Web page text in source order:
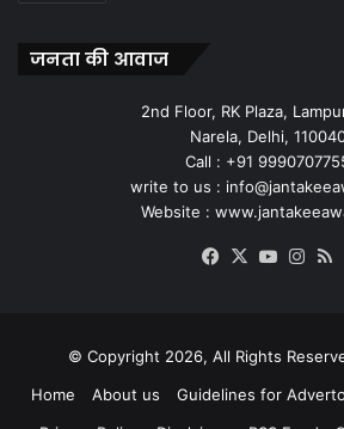
जनता की आवाज
2nd Floor, RK Plaza,
Narela, Delhi,
Call : +91
write to us :
Website :
Facebook
X YouTube
© Copyright 2026, All Rights
Home
About us Guidelines for